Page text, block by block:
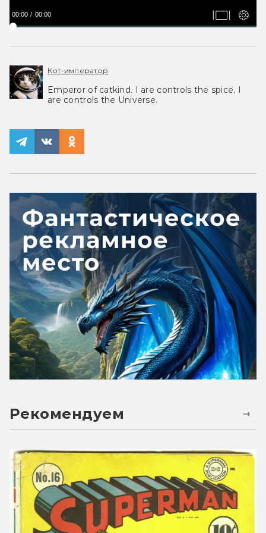
00:00 00:00
Кот-император
Emperor of catkind. I are controls the spice, I
are controls the Universe.
Рекомендуем